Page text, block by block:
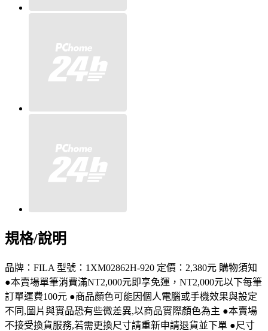
規格/說明
品牌：FILA 型號：1XM02862H-920 定價：2,380元 購物須知
●本賣場單筆消費滿NT2,000元即享免運，NT2,000元以下每筆
訂單運費100元 ●商品顏色可能因個人電腦或手機效果與設定
不同,圖片與實品恐有些微差異,以商品實際顏色為主 ●本賣場
不接受換貨服務,若需更換尺寸請重新申請退貨並下單 ●尺寸